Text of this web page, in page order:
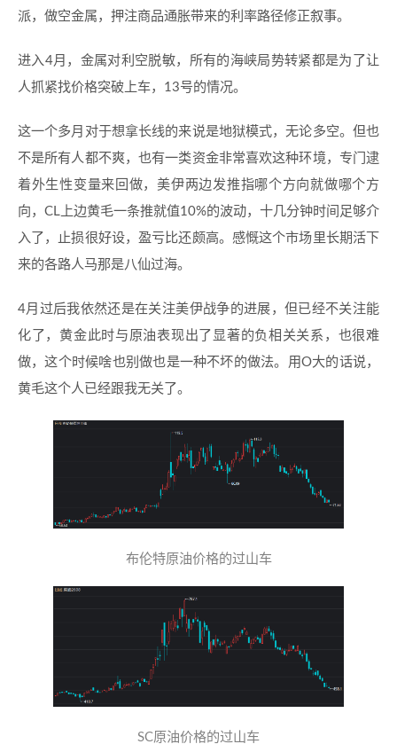
派，做空金属，押注商品通胀带来的利率路径修正叙事。
进入4月，金属对利空脱敏，所有的海峡局势转紧都是为了让
人抓紧找价格突破上车，13号的情况。
这一个多月对于想拿长线的来说是地狱模式，无论多空。但也
不是所有人都不爽，也有一类资金非常喜欢这种环境，专门逮
着外生性变量来回做，美伊两边发推指哪个方向就做哪个方
向，CL上边黄毛一条推就值10%的波动，十几分钟时间足够介
入了，止损很好设，盈亏比还颇高。感慨这个市场里长期活下
来的各路人马那是八仙过海。
4月过后我依然还是在关注美伊战争的进展，但已经不关注能
化了，黄金此时与原油表现出了显著的负相关关系，也很难
做，这个时候啥也别做也是一种不坏的做法。用O大的话说，
黄毛这个人已经跟我无关了。
布伦特原油价格的过山车
SC原油价格的过山车